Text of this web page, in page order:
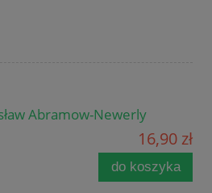
Abramow-Newerly
16,90 zł
do koszyka